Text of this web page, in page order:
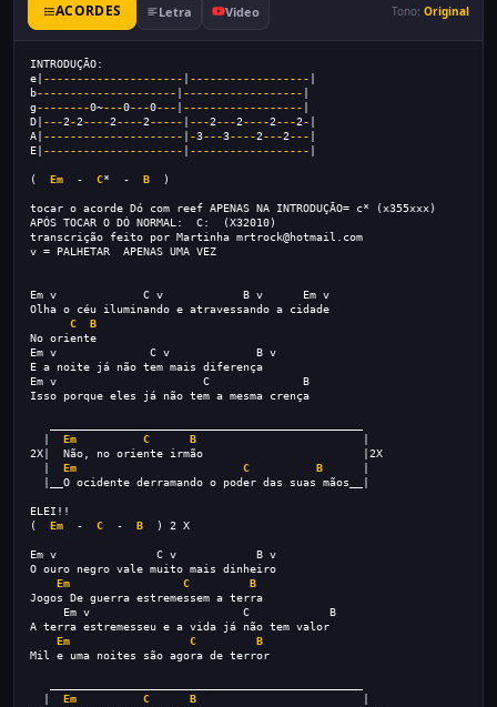
ACORDES Letra Video Tono: Original
INTRODUÇÃO:
e| --------------------- ------------------
b--------------------- ------------------
g--------0~---0---0--- ------------------
D| ---2-2----2----2----- ---2---2----2---2-
A| --------------------- -3---3----2---2---
E| --------------------- ------------------
( Em - C*  - B )
tocar o acorde Dó com reef APENAS NA INTRODUÇÃO= c* (x355xxx)
APÓS TOCAR O DÓ NORMAL:  C:  (X32010)
transcrição feito por Martinha mrtrock@hotmail.com
v = PALHETAR  APENAS UMA VEZ
Em v             C v            B v      Em v
Olha o céu iluminando e atravessando a cidade
C
B
No oriente
Em v              C v             B v
E a noite já não tem mais diferença
Em v                      C              B
Isso porque eles já não tem a mesma crença
Em C B
2X|  Não, no oriente irmão                        |2X
Em C B
|__O ocidente derramando o poder das suas mãos__|
ELEI!!
( Em - C - B ) 2 X
Em v               C v            B v
O ouro negro vale muito mais dinheiro
Em
C
B
Jogos De guerra estremessem a terra
Em v                       C            B
A terra estremesseu e a vida já não tem valor
Em
C
B
Mil e uma noites são agora de terror
Em C B